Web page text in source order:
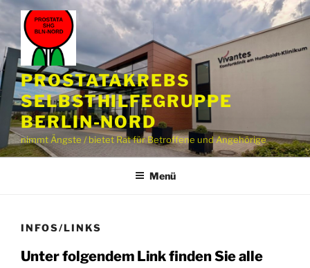
Zum
Inhalt
springen
PROSTATAKREBS
SELBSTHILFEGRUPPE
BERLIN-NORD
nimmt Ängste / bietet Rat für Betroffene und Angehörige
Menü
INFOS/LINKS
Unter folgendem Link finden Sie alle